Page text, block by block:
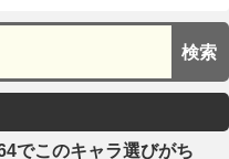
でこのキャラ選びがち